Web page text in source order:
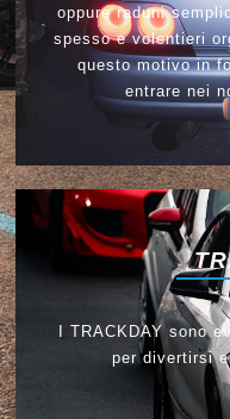
oppure raduni
spesso e volentieri
questo motivo in
entrare nei
I TRACKDAY sono
per divertirsi